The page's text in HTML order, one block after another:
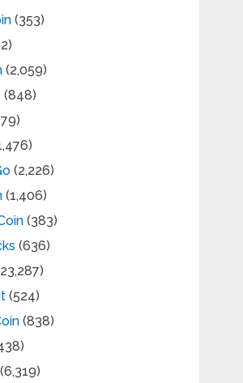
(353)
(2,059)
(848)
(2,226)
(1,406)
(383)
(636)
(524)
(838)